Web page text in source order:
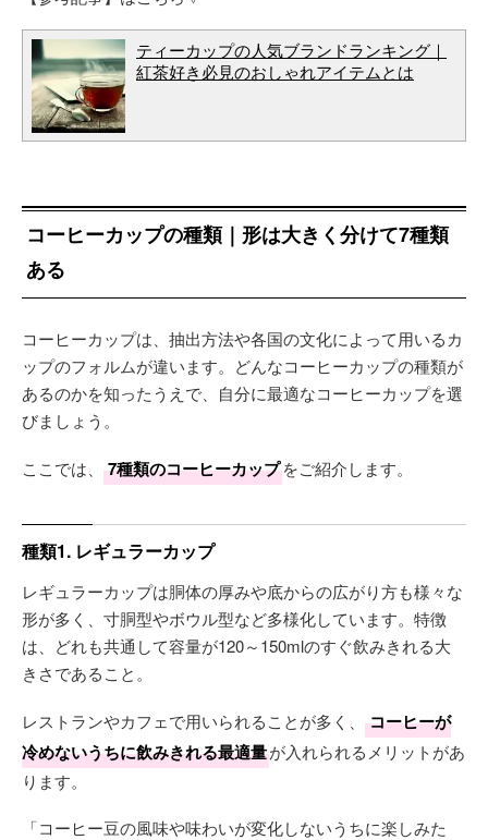
ティーカップの人気ブランドランキング｜
紅茶好き必見のおしゃれアイテムとは
コーヒーカップの種類｜形は大きく分けて7種類
ある
コーヒーカップは、抽出方法や各国の文化によって用いるカ
ップのフォルムが違います。どんなコーヒーカップの種類が
あるのかを知ったうえで、自分に最適なコーヒーカップを選
びましょう。
ここでは、 7種類のコーヒーカップをご紹介します。
種類1. レギュラーカップ
レギュラーカップは胴体の厚みや底からの広がり方も様々な
形が多く、寸胴型やボウル型など多様化しています。特徴
は、どれも共通して容量が120～150mlのすぐ飲みきれる大
きさであること。
レストランやカフェで用いられることが多く、
コーヒーが
冷めないうちに飲みきれる最適量が入れられるメリットがあ
ります。
「コーヒー豆の風味や味わいが変化しないうちに楽しみた